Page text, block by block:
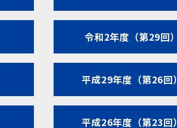
令和2年度（第29回）
平成29年度（第26回）
平成26年度（第23回）